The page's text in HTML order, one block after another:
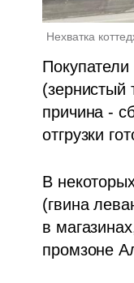
Нехватка
(зернистый
причина -
отгрузки
В
(гвина
в
промзоне